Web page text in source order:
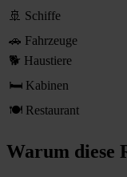
🚢 Schiffe
🚗 Fahrzeuge
🐕 Haustiere
🛏 Kabinen
🍽 Restaurant
Warum diese